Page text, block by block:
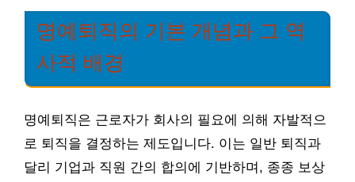
명예퇴직의 기본 개념과 그 역
사적 배경
명예퇴직은 근로자가 회사의 필요에 의해 자발적으
로 퇴직을 결정하는 제도입니다. 이는 일반 퇴직과
달리 기업과 직원 간의 합의에 기반하며, 종종 보상